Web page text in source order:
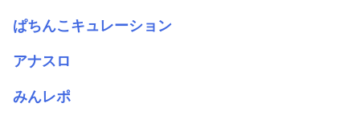
ぱちんこキュレーション
アナスロ
みんレポ